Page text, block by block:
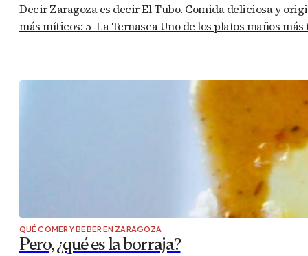
Decir Zaragoza es decir El Tubo. Comida deliciosa y
más míticos: 5- La Ternasca Uno de los platos maños
QUÉ COMER Y BEBER EN ZARAGOZA
Pero, ¿qué es la borraja?